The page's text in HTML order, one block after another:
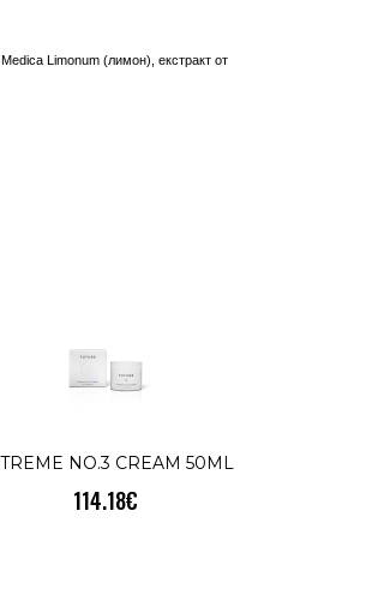
Limonum (лимон), екстракт от
NO.3 CREAM 50ML
114.18€